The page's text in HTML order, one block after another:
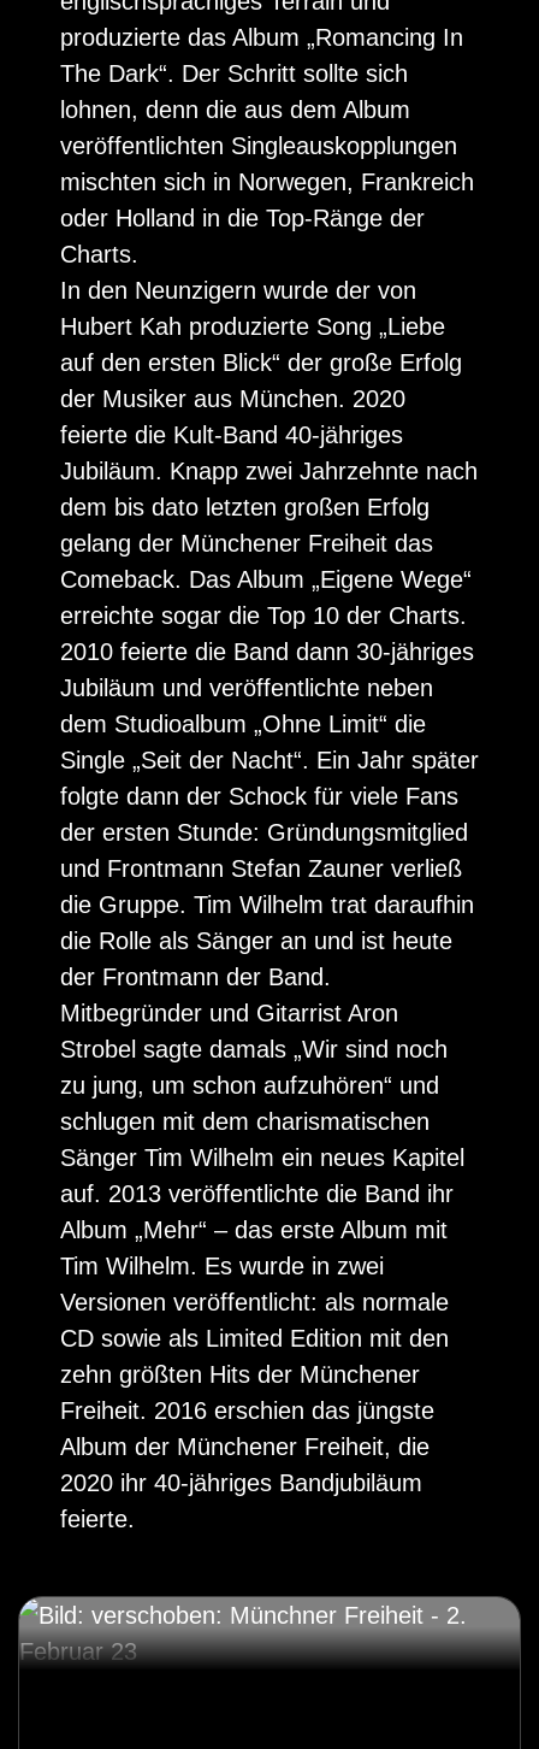
produzierte das Album „Romancing In
The Dark“. Der Schritt sollte sich
lohnen, denn die aus dem Album
veröffentlichten Singleauskopplungen
mischten sich in Norwegen, Frankreich
oder Holland in die Top-Ränge der
Charts.
In den Neunzigern wurde der von
Hubert Kah produzierte Song „Liebe
auf den ersten Blick“ der große Erfolg
der Musiker aus München. 2020
feierte die Kult-Band 40-jähriges
Jubiläum. Knapp zwei Jahrzehnte nach
dem bis dato letzten großen Erfolg
gelang der Münchener Freiheit das
Comeback. Das Album „Eigene Wege“
erreichte sogar die Top 10 der Charts.
2010 feierte die Band dann 30-jähriges
Jubiläum und veröffentlichte neben
dem Studioalbum „Ohne Limit“ die
Single „Seit der Nacht“. Ein Jahr später
folgte dann der Schock für viele Fans
der ersten Stunde: Gründungsmitglied
und Frontmann Stefan Zauner verließ
die Gruppe. Tim Wilhelm trat daraufhin
die Rolle als Sänger an und ist heute
der Frontmann der Band.
Mitbegründer und Gitarrist Aron
Strobel sagte damals „Wir sind noch
zu jung, um schon aufzuhören“ und
schlugen mit dem charismatischen
Sänger Tim Wilhelm ein neues Kapitel
auf. 2013 veröffentlichte die Band ihr
Album „Mehr“ – das erste Album mit
Tim Wilhelm. Es wurde in zwei
Versionen veröffentlicht: als normale
CD sowie als Limited Edition mit den
zehn größten Hits der Münchener
Freiheit. 2016 erschien das jüngste
Album der Münchener Freiheit, die
2020 ihr 40-jähriges Bandjubiläum
feierte.